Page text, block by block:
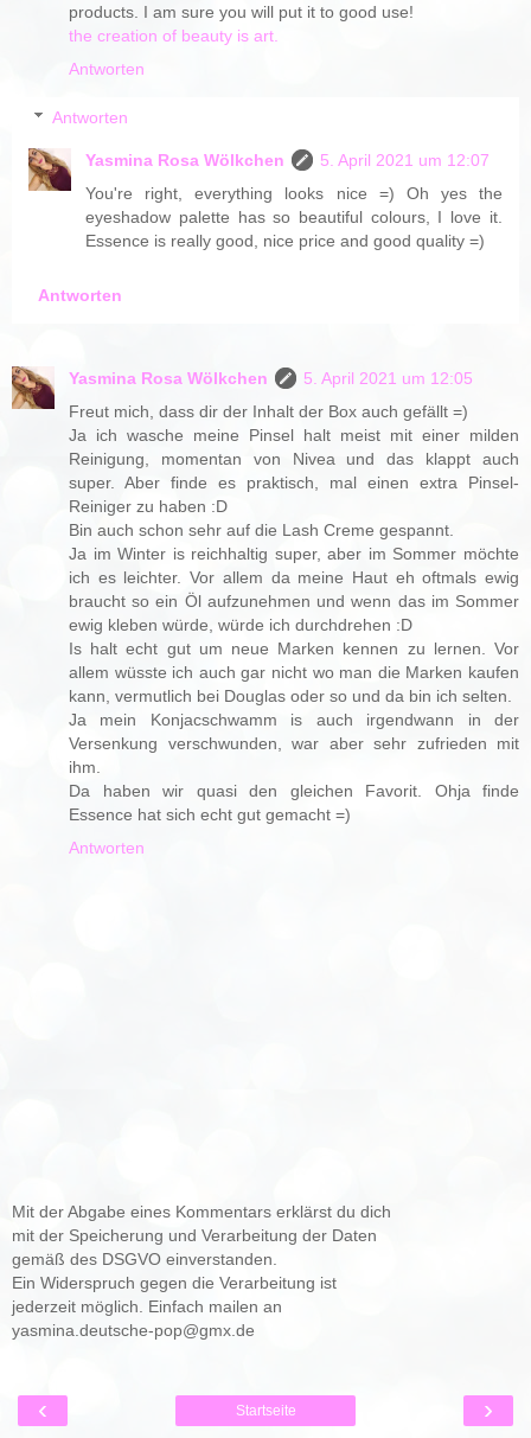
products. I am sure you will put it to good use!
the creation of beauty is art.
Antworten
Antworten
Yasmina Rosa Wölkchen
5. April 2021 um 12:07
You're right, everything looks nice =) Oh yes the
eyeshadow palette has so beautiful colours, I love it.
Essence is really good, nice price and good quality =)
Antworten
Yasmina Rosa Wölkchen
5. April 2021 um 12:05
Freut mich, dass dir der Inhalt der Box auch gefällt =)
Ja ich wasche meine Pinsel halt meist mit einer milden
Reinigung, momentan von Nivea und das klappt auch
super. Aber finde es praktisch, mal einen extra Pinsel-
Reiniger zu haben :D
Bin auch schon sehr auf die Lash Creme gespannt.
Ja im Winter is reichhaltig super, aber im Sommer möchte
ich es leichter. Vor allem da meine Haut eh oftmals ewig
braucht so ein Öl aufzunehmen und wenn das im Sommer
ewig kleben würde, würde ich durchdrehen :D
Is halt echt gut um neue Marken kennen zu lernen. Vor
allem wüsste ich auch gar nicht wo man die Marken kaufen
kann, vermutlich bei Douglas oder so und da bin ich selten.
Ja mein Konjacschwamm is auch irgendwann in der
Versenkung verschwunden, war aber sehr zufrieden mit
ihm.
Da haben wir quasi den gleichen Favorit. Ohja finde
Essence hat sich echt gut gemacht =)
Antworten
Mit der Abgabe eines Kommentars erklärst du dich
mit der Speicherung und Verarbeitung der Daten
gemäß des DSGVO einverstanden.
Ein Widerspruch gegen die Verarbeitung ist
jederzeit möglich. Einfach mailen an
yasmina.deutsche-pop@gmx.de
‹ ›
Startseite